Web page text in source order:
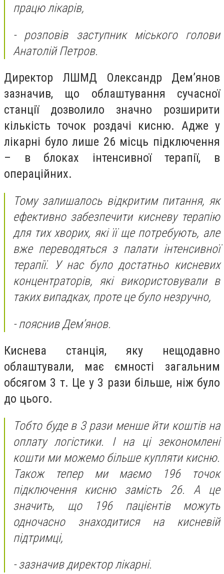
працю лікарів,
- розповів заступник міського голови
Анатолій Петров.
Директор ЛШМД Олександр Дем’янов
зазначив, що облаштування сучасної
станції дозволило значно розширити
кількість точок роздачі кисню. Адже у
лікарні було лише 26 місць підключення
– в блоках інтенсивної терапії, в
операційних.
Тому залишалось відкритим питання, як
ефективно забезпечити кисневу терапію
для тих хворих, які її ще потребують, але
вже переводяться з палати інтенсивної
терапії. У нас було достатньо кисневих
концентраторів, які використовували в
таких випадках, проте це було незручно,
- пояснив Дем’янов.
Киснева станція, яку нещодавно
облаштували, має ємності загальним
обсягом 3 т. Це у 3 рази більше, ніж було
до цього.
Тобто буде в 3 рази менше йти коштів на
оплату логістики. І на ці зекономлені
кошти ми можемо більше купляти кисню.
Також тепер ми маємо 196 точок
підключення кисню замість 26. А це
значить, що 196 пацієнтів можуть
одночасно знаходитися на кисневій
підтримці,
- зазначив директор лікарні.